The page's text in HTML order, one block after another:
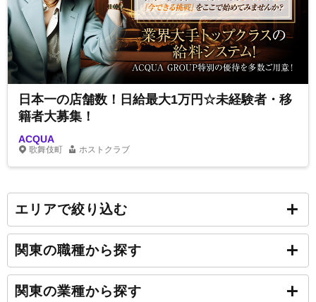
日本一の店舗数！日給最大1万円☆未経験者・移
籍者大募集！
ACQUA
歌舞伎町 ホストクラブ
エリアで絞り込む
関東の職種から探す
関東の業種から探す